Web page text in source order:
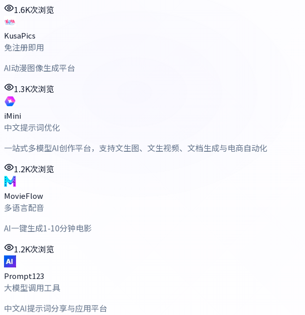
1.6K次浏览
KusaPics
免注册即用
AI动漫图像生成平台
1.3K次浏览
iMini
中文提示词优化
一站式多模型AI创作平台，支持文生图、文生视频、文档生成与电商自动化
1.2K次浏览
MovieFlow
多语言配音
AI一键生成1-10分钟电影
1.2K次浏览
Prompt123
大模型调用工具
中文AI提示词分享与应用平台